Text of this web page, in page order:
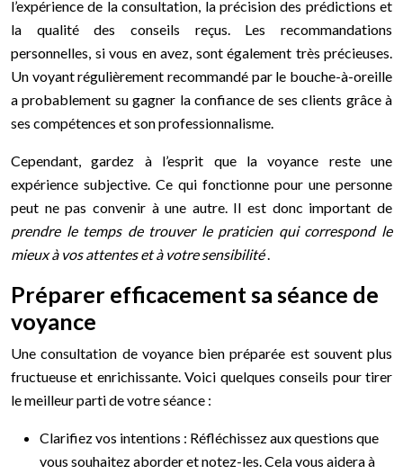
l’expérience de la consultation, la précision des prédictions et
la qualité des conseils reçus. Les recommandations
personnelles, si vous en avez, sont également très précieuses.
Un voyant régulièrement recommandé par le bouche-à-oreille
a probablement su gagner la confiance de ses clients grâce à
ses compétences et son professionnalisme.
Cependant, gardez à l’esprit que la voyance reste une
expérience subjective. Ce qui fonctionne pour une personne
peut ne pas convenir à une autre. Il est donc important de
prendre le temps de trouver le praticien qui correspond le
mieux à vos attentes et à votre sensibilité.
Préparer efficacement sa séance de
voyance
Une consultation de voyance bien préparée est souvent plus
fructueuse et enrichissante. Voici quelques conseils pour tirer
le meilleur parti de votre séance :
Clarifiez vos intentions : Réfléchissez aux questions que
vous souhaitez aborder et notez-les. Cela vous aidera à